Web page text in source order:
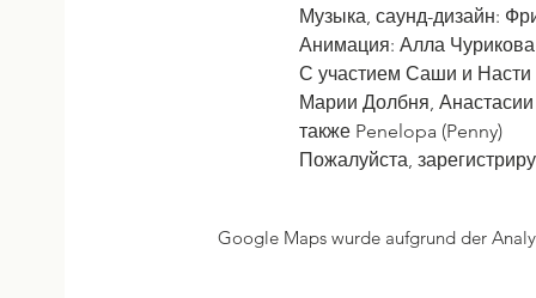
Музыка, саунд-дизайн:
Анимация: Алла Чурикова
С участием Саши и
Марии Долбня,
также Penelopa (Penny)
Пожалуйста,
Google Maps wurde aufgrund der